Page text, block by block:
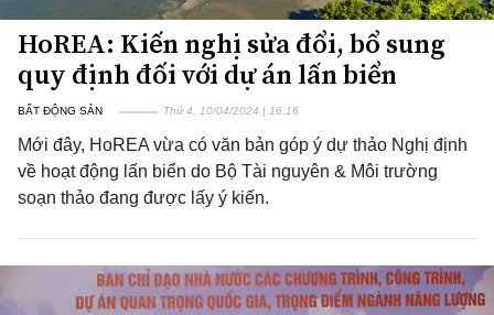
HoREA: Kiến nghị sửa đổi, bổ sung
quy định đối với dự án lấn biển
BẤT ĐỘNG SẢN Thứ 4, 10/04/2024 | 16:16
Mới đây, HoREA vừa có văn bản góp ý dự thảo Nghị định
về hoạt động lấn biển do Bộ Tài nguyên & Môi trường
soạn thảo đang được lấy ý kiến.